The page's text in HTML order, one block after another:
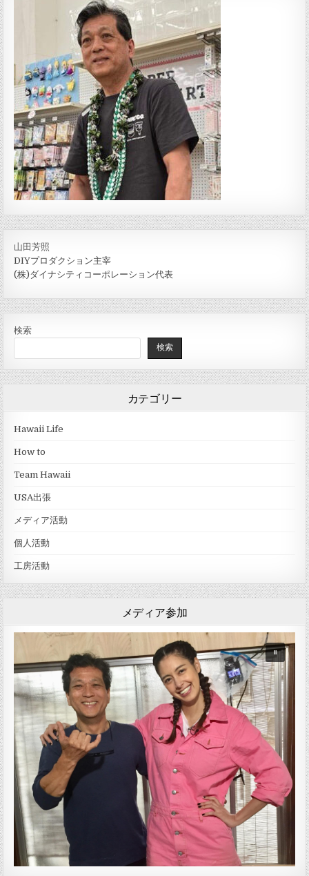
山田芳照
DIYプロダクション主宰
(株)ダイナシティコーポレーション代表
検索
検索
カテゴリー
Hawaii Life
How to
Team Hawaii
USA出張
メディア活動
個人活動
工房活動
メディア参加